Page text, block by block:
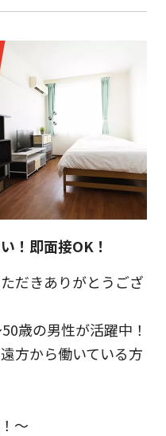
！即面接OK！
だきありがとうござ
歳の男性が活躍中！
方から働いている方
～